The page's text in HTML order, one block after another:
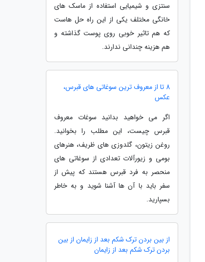
سنتزی و شیمیایی استفاده از ماسک های
خانگی مختلف یکی از این راه حل هاست
که هم تاثیر خوبی روی پوست گذاشته و
هم هزینه چندانی ندارند.
8 تا از معروف ترین سوغاتی های قبرس،
عکس
اگر می خواهید بدانید سوغات معروف
قبرس چیست، این مطلب را بخوانید.
روغن زیتون، گلدوزی های ظریف، هنرهای
بومی و زیورآلات تعدادی از سوغاتی های
منحصر به فرد قبرس هستند که پیش از
سفر باید با آن ها آشنا شوید و به خاطر
بسپارید.
از بین بردن ترک شکم بعد از زایمان از بین
بردن ترک شکم بعد از زایمان